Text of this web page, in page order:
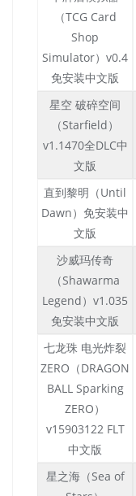
（TCG Card
Shop
Simulator）v0.4
免安装中文版
星空 破碎空间
（Starfield）
v1.1470全DLC中
文版
直到黎明（Until
Dawn）免安装中
文版
沙威玛传奇
（Shawarma
Legend）v1.035
免安装中文版
七龙珠 电光炸裂
ZERO（DRAGON
BALL Sparking
ZERO）
v15903122 FLT
中文版
星之海（Sea of